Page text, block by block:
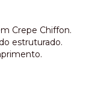
Crepe Chiffon.
estruturado.